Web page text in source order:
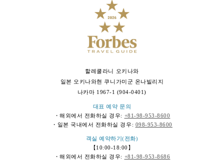
할레쿨라니 오키나와
일본 오키나와현 쿠니가미군 온나빌리지
나카마 1967-1 (904-0401)
대표 예약 문의
・해외에서 전화하실 경우: +81-98-953-8600
・일본 국내에서 전화하실 경우: 098-953-8600
객실 예약하기(전화)
【10:00-18:00】
・해외에서 전화하실 경우: +81-98-953-8686